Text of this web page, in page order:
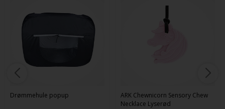
Drømmehule popup
ARK Chewnicorn Sensory Chew
Necklace Lyserød